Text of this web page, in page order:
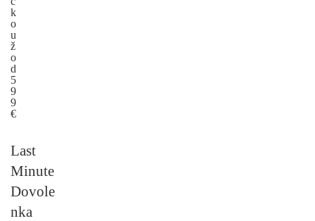
k
o
u
ž
o
d
5
9
9
€
Last
Minute
Dovole
nka